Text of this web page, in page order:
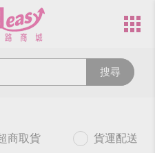
搜尋
商取貨 貨運配送